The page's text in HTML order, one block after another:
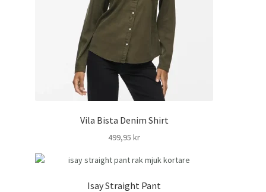
Vila Bista Denim Shirt
499,95 kr
Isay Straight Pant